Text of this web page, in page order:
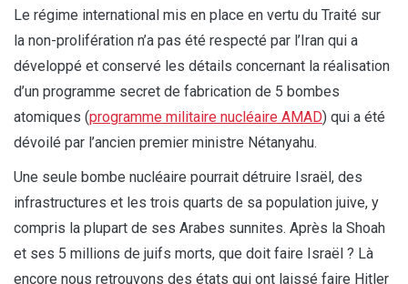
Le régime international mis en place en vertu du Traité sur
la non-prolifération n’a pas été respecté par l’Iran qui a
développé et conservé les détails concernant la réalisation
d’un programme secret de fabrication de 5 bombes
atomiques (programme militaire nucléaire AMAD) qui a été
dévoilé par l’ancien premier ministre Nétanyahu.
Une seule bombe nucléaire pourrait détruire Israël, des
infrastructures et les trois quarts de sa population juive, y
compris la plupart de ses Arabes sunnites. Après la Shoah
et ses 5 millions de juifs morts, que doit faire Israël ? Là
encore nous retrouvons des états qui ont laissé faire Hitler